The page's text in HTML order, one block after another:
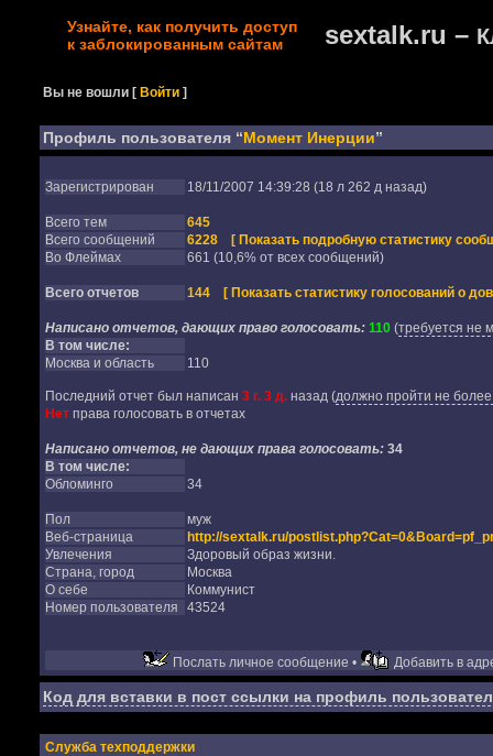
Узнайте, как получить доступ
к заблокированным сайтам
sextalk.ru –
Вы не вошли [Войти ]
Профиль пользователя “Момент Инерции”
Зарегистрирован 18/11/2007 14:39:28 (18 л 262 д назад)
Всего тем
645
Всего сообщений
6228
[ Показать подробную статистику
Во Флеймах
661 (10,6% от всех сообщений)
Всего отчетов 144 [ Показать статистику голосований о
Написано отчетов, дающих право голосовать: 110(требуется не
В том числе:
Москва и область
110
Последний отчет был написан 3 г. 3 д.назад(должно пройти не
Нетправа голосовать в отчетах
Написано отчетов, не дающих права голосовать: 34
В том числе:
Обломинго
34
Пол
муж
Веб-страница
http://sextalk.ru/
Увлечения
Здоровый образ жизни.
Страна, город
Москва
О себе
Коммунист
Номер пользователя
43524
Послать личное сообщение • Добавить в
Код для вставки в пост ссылки на профиль
Служба техподдержки